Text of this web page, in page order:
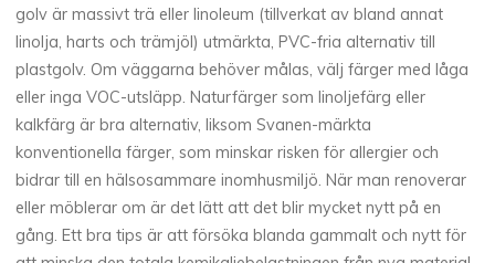
golv är massivt trä eller linoleum (tillverkat av bland annat
linolja, harts och trämjöl) utmärkta, PVC-fria alternativ till
plastgolv. Om väggarna behöver målas, välj färger med låga
eller inga VOC-utsläpp. Naturfärger som linoljefärg eller
kalkfärg är bra alternativ, liksom Svanen-märkta
konventionella färger, som minskar risken för allergier och
bidrar till en hälsosammare inomhusmiljö. När man renoverar
eller möblerar om är det lätt att det blir mycket nytt på en
gång. Ett bra tips är att försöka blanda gammalt och nytt för